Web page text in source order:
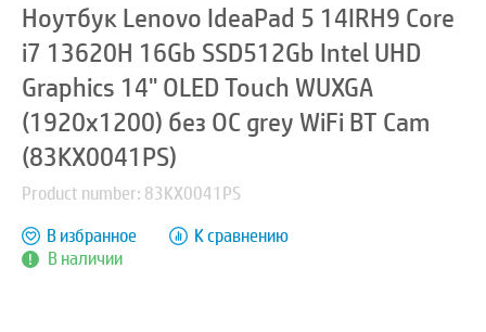
Ноутбук Lenovo IdeaPad 5 14IRH9 Core
i7 13620H 16Gb SSD512Gb Intel UHD
Graphics 14" OLED Touch WUXGA
(1920x1200) без ОС grey WiFi BT Cam
(83KX0041PS)
Product number: 83KX0041PS
В наличии
В избранное К сравнению